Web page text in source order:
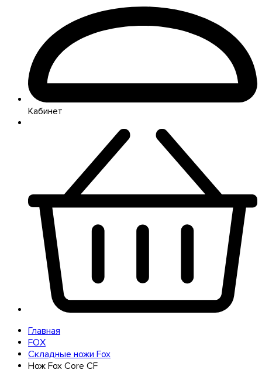
Кабинет
Главная
FOX
Складные ножи Fox
Нож Fox Core CF